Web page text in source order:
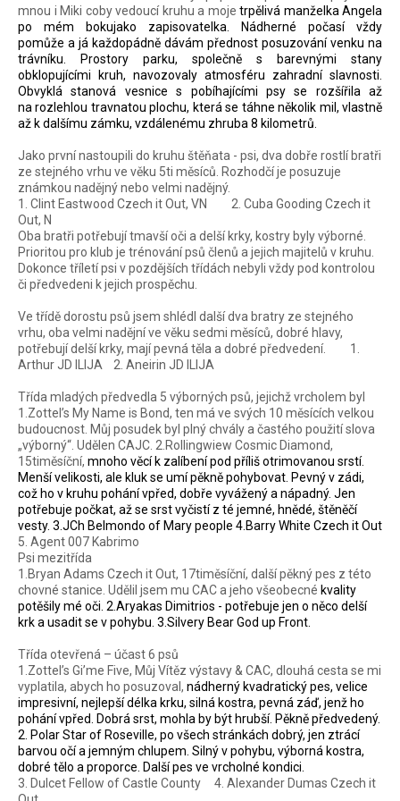
mnou i Miki coby vedoucí kruhu a moje trpělivá manželka Angela
po mém bokujako zapisovatelka. Nádherné počasí vždy
pomůže a já každopádně dávám přednost posuzování venku na
trávníku. Prostory parku, společně s barevnými stany
obklopujícími kruh, navozovaly atmosféru zahradní slavnosti.
Obvyklá stanová vesnice s pobíhajícími psy se rozšířila až
na rozlehlou travnatou plochu, která se táhne několik mil, vlastně
až k dalšímu zámku, vzdálenému zhruba 8 kilometrů.
Jako první nastoupili do kruhu štěňata - psi, dva dobře rostlí bratři
ze stejného vrhu ve věku 5ti měsíců. Rozhodčí je posuzuje
známkou nadějný nebo velmi nadějný.
1. Clint Eastwood Czech it Out, VN
2. Cuba Gooding Czech it
Out, N
Oba bratři potřebují tmavší oči a delší krky, kostry byly výborné.
Prioritou pro klub je trénování psů členů a jejich majitelů v kruhu.
Dokonce tříletí psi v pozdějších třídách nebyli vždy pod kontrolou
či předvedeni k jejich prospěchu.
Ve třídě dorostu psů jsem shlédl další dva bratry ze stejného
vrhu, oba velmi nadějní ve věku sedmi měsíců, dobré hlavy,
potřebují delší krky, mají pevná těla a dobré předvedení.
1.
Arthur JD ILIJA 2. Aneirin JD ILIJA
Třída mladých předvedla 5 výborných psů, jejichž vrcholem byl
1.Zottel’s My Name is Bond, ten má ve svých 10 měsících velkou
budoucnost. Můj posudek byl plný chvály a častého použití slova
„výborný“. Udělen CAJC. 2.Rollingwiew Cosmic Diamond,
15timěsíční, mnoho věcí k zalíbení pod příliš otrimovanou srstí.
Menší velikosti, ale kluk se umí pěkně pohybovat. Pevný v zádi,
což ho v kruhu pohání vpřed, dobře vyvážený a nápadný. Jen
potřebuje počkat, až se srst vyčistí z té jemné, hnědé, štěněčí
vesty. 3.JCh Belmondo of Mary people 4.Barry White Czech it Out
5. Agent 007 Kabrimo
Psi mezitřída
1.Bryan Adams Czech it Out, 17timěsíční, další pěkný pes z této
chovné stanice. Udělil jsem mu CAC a jeho všeobecné kvality
potěšily mé oči. 2.Aryakas Dimitrios - potřebuje jen o něco delší
krk a usadit se v pohybu. 3.Silvery Bear God up Front.
Třída otevřená – účast 6 psů
1.Zottel’s Gi’me Five, Můj Vítěz výstavy & CAC, dlouhá cesta se mi
vyplatila, abych ho posuzoval, nádherný kvadratický pes, velice
impresivní, nejlepší délka krku, silná kostra, pevná záď, jenž ho
pohání vpřed. Dobrá srst, mohla by být hrubší. Pěkně předvedený.
2. Polar Star of Roseville, po všech stránkách dobrý, jen ztrácí
barvou očí a jemným chlupem. Silný v pohybu, výborná kostra,
dobré tělo a proporce. Další pes ve vrcholné kondici.
3. Dulcet Fellow of Castle County
4. Alexander Dumas Czech it